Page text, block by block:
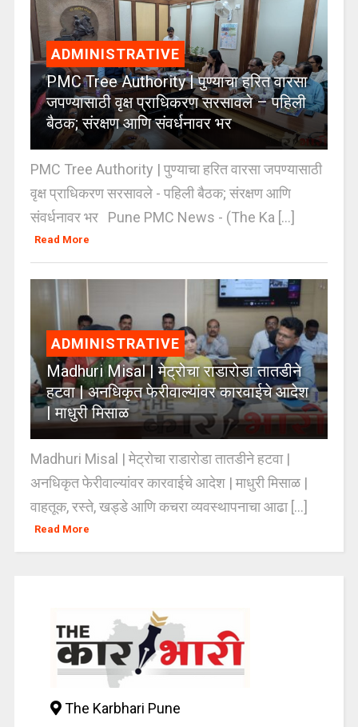
ADMINISTRATIVE
PMC Tree Authority | पुण्याचा हरित वारसा
जपण्यासाठी वृक्ष प्राधिकरण सरसावले – पहिली
बैठक; संरक्षण आणि संवर्धनावर भर
PMC Tree Authority | पुण्याचा हरित वारसा जपण्यासाठी
वृक्ष प्राधिकरण सरसावले - पहिली बैठक; संरक्षण आणि
संवर्धनावर भर Pune PMC News - (The Ka [...]
Read More
ADMINISTRATIVE
Madhuri Misal | मेट्रोचा राडारोडा तातडीने
हटवा | अनधिकृत फेरीवाल्यांवर कारवाईचे आदेश
| माधुरी मिसाळ
Madhuri Misal | मेट्रोचा राडारोडा तातडीने हटवा |
अनधिकृत फेरीवाल्यांवर कारवाईचे आदेश | माधुरी मिसाळ |
वाहतूक, रस्ते, खड्डे आणि कचरा व्यवस्थापनाचा आढा [...]
Read More
The Karbhari Pune